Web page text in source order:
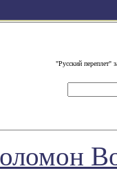
"Русский переплет"